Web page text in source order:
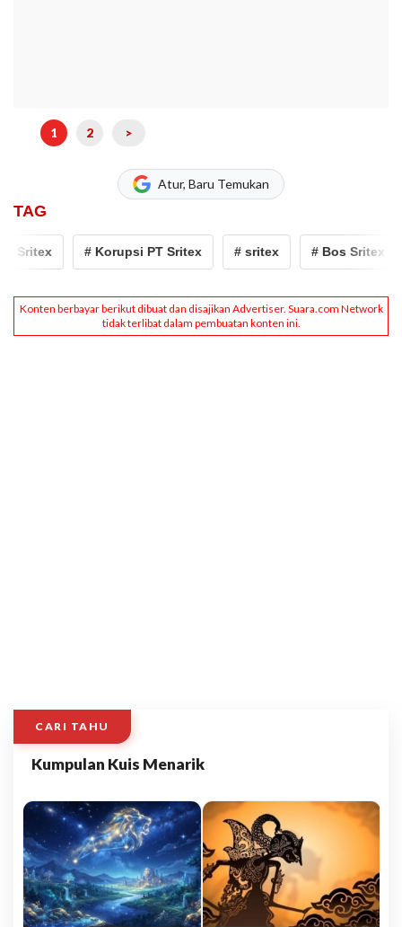
1 2 >
Atur, Baru Temukan
TAG
# Korupsi PT Sritex # sritex # Bos Sritex
CARI TAHU
Kumpulan Kuis Menarik